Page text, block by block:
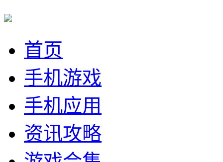
首页
手机游戏
手机应用
资讯攻略